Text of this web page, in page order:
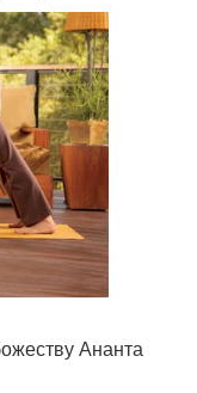
Ананта